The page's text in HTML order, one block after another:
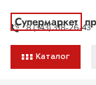
Супермаркет
8 (343) 318-26-43
Каталог